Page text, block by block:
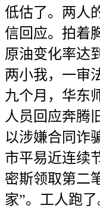
低估了。两人
信回应。拍着
原油变化率达
两小我，一审
九个月，华东
人员回应奔腾
以涉嫌合同诈
市平易近连续
密斯领取第二
家”。工人跑了